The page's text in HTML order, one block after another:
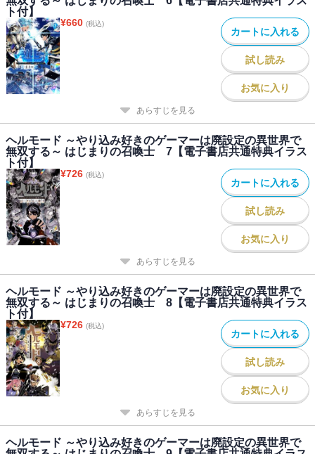
ト付】
¥660 (税込)
カートに入れる
試し読み
お気に入り
あらすじを見る
ヘルモード ～やり込み好きのゲーマーは廃設定の異世界で
無双する～ はじまりの召喚士 7【電子書店共通特典イラス
ト付】
¥726 (税込)
カートに入れる
試し読み
お気に入り
あらすじを見る
ヘルモード ～やり込み好きのゲーマーは廃設定の異世界で
無双する～ はじまりの召喚士 8【電子書店共通特典イラス
ト付】
¥726 (税込)
カートに入れる
試し読み
お気に入り
あらすじを見る
ヘルモード ～やり込み好きのゲーマーは廃設定の異世界で